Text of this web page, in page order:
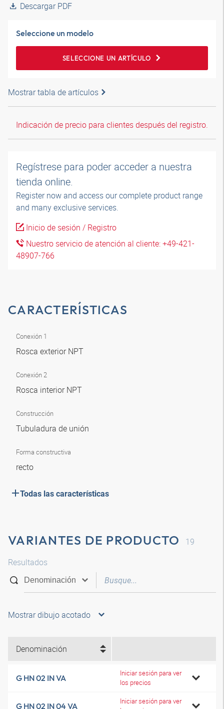
Descargar PDF
Seleccione un modelo
SELECCIONE UN ARTÍCULO
Mostrar tabla de artículos
Indicación de precio para clientes después del registro.
Regístrese para poder acceder a nuestra
tienda online.
Register now and access our complete product range
and many exclusive services.
Inicio de sesión / Registro
Nuestro servicio de atención al cliente: +49-421-
48907-766
CARACTERÍSTICAS
Conexión 1
Rosca exterior NPT
Conexión 2
Rosca interior NPT
Construcción
Tubuladura de unión
Forma constructiva
recto
Todas las características
VARIANTES DE PRODUCTO
19
Resultados
Mostrar dibujo acotado
Denominación
G HN 02 IN VA
Iniciar sesión para ver
los precios
G HN 02 IN 04 VA
Iniciar sesión para ver